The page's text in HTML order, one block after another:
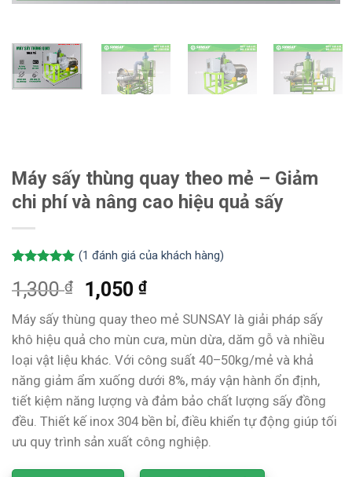
Máy sấy thùng quay theo mẻ – Giảm
chi phí và nâng cao hiệu quả sấy
dựa trên
đánh giá
(1 đánh giá của khách hàng)
1,300₫ 1,050 ₫
Máy sấy thùng quay theo mẻ SUNSAY là giải pháp sấy
khô hiệu quả cho mùn cưa, mùn dừa, dăm gỗ và nhiều
loại vật liệu khác. Với công suất 40–50kg/mẻ và khả
năng giảm ẩm xuống dưới 8%, máy vận hành ổn định,
tiết kiệm năng lượng và đảm bảo chất lượng sấy đồng
đều. Thiết kế inox 304 bền bỉ, điều khiển tự động giúp tối
ưu quy trình sản xuất công nghiệp.